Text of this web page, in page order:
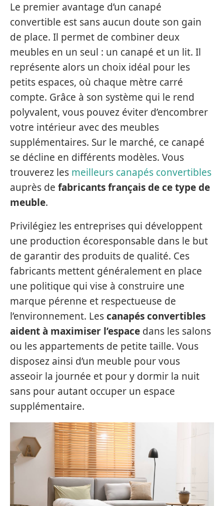
Le premier avantage d’un canapé
convertible est sans aucun doute son gain
de place. Il permet de combiner deux
meubles en un seul : un canapé et un lit. Il
représente alors un choix idéal pour les
petits espaces, où chaque mètre carré
compte. Grâce à son système qui le rend
polyvalent, vous pouvez éviter d’encombrer
votre intérieur avec des meubles
supplémentaires. Sur le marché, ce canapé
se décline en différents modèles. Vous
trouverez les meilleurs canapés convertibles
auprès de fabricants français de ce type de
meuble.
Privilégiez les entreprises qui développent
une production écoresponsable dans le but
de garantir des produits de qualité. Ces
fabricants mettent généralement en place
une politique qui vise à construire une
marque pérenne et respectueuse de
l’environnement. Lescanapés convertibles
aident à maximiser l’espace dans les salons
ou les appartements de petite taille. Vous
disposez ainsi d’un meuble pour vous
asseoir la journée et pour y dormir la nuit
sans pour autant occuper un espace
supplémentaire.